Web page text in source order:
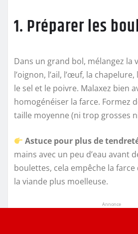
1. Préparer les
Dans un grand bol, mélangez la
l’oignon, l’ail, l’œuf, la
le sel et le poivre. Malaxez bien
homogénéiser la farce. Formez
taille moyenne (ni trop grosses
Astuce pour plus de
mains avec un peu d’eau avant
boulettes, cela empêche la
la viande plus moelleuse.
Annonce